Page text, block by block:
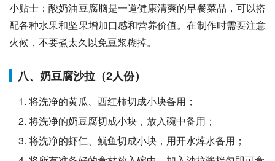
小贴士：酸奶油豆腐脑是一道健康清爽的早餐菜品，可以搭
配各种水果和坚果增加口感和营养价值。在制作时需要注意
火候，不要煮太久以免豆浆糊掉。
八、奶豆腐沙拉（2人份）
将洗净的黄瓜、西红柿切成小块备用；
将洗净的奶豆腐切成小块，放入碗中备用；
将洗净的虾仁、鱿鱼切成小块，用开水焯水备用；